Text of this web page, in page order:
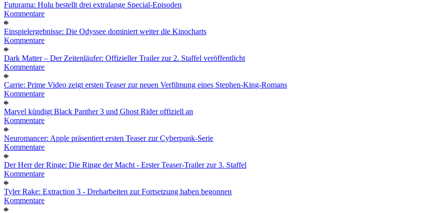
Futurama: Hulu bestellt drei extralange Special-Episoden
Kommentare
Einspielergebnisse: Die Odyssee dominiert weiter die Kinocharts
Kommentare
Dark Matter – Der Zeitenläufer: Offizieller Trailer zur 2. Staffel veröffentlicht
Kommentare
Carrie: Prime Video zeigt ersten Teaser zur neuen Verfilmung eines Stephen-King-Romans
Kommentare
Marvel kündigt Black Panther 3 und Ghost Rider offiziell an
Kommentare
Neuromancer: Apple präsentiert ersten Teaser zur Cyberpunk-Serie
Kommentare
Der Herr der Ringe: Die Ringe der Macht - Erster Teaser-Trailer zur 3. Staffel
Kommentare
Tyler Rake: Extraction 3 - Dreharbeiten zur Fortsetzung haben begonnen
Kommentare